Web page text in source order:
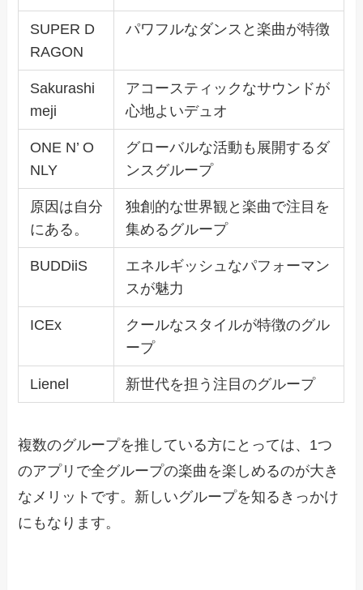
SUPER D
RAGON
パワフルなダンスと楽曲が特徴
Sakurashi
meji
アコースティックなサウンドが
心地よいデュオ
ONE N’ O
NLY
グローバルな活動も展開するダ
ンスグループ
原因は自分
にある。
独創的な世界観と楽曲で注目を
集めるグループ
BUDDiiS
エネルギッシュなパフォーマン
スが魅力
ICEx
クールなスタイルが特徴のグル
ープ
Lienel 新世代を担う注目のグループ
複数のグループを推している方にとっては、1つ
のアプリで全グループの楽曲を楽しめるのが大き
なメリットです。新しいグループを知るきっかけ
にもなります。